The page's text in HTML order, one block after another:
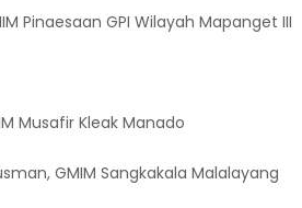
Pinaesaan GPI Wilayah Mapanget III
Musafir Kleak Manado
GMIM Sangkakala Malalayang